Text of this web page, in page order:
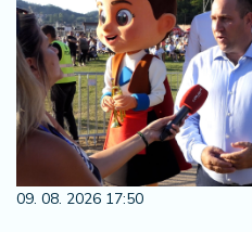
09. 08. 2026 17:50